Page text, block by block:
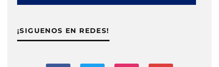
¡SIGUENOS EN REDES!